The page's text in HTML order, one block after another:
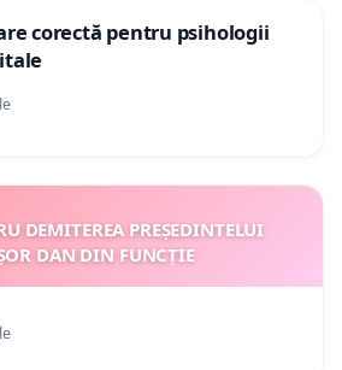
corectă pentru psihologii
DEMITEREA PREȘEDINTELUI
DAN DIN FUNCȚIE